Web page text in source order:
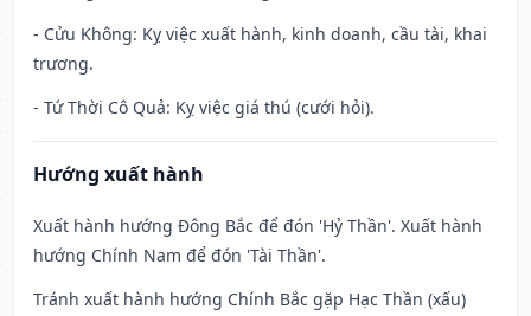
- Cửu Không: Kỵ việc xuất hành, kinh doanh, cầu tài, khai
trương.
- Tứ Thời Cô Quả: Kỵ việc giá thú (cưới hỏi).
Hướng xuất hành
Xuất hành hướng Đông Bắc để đón 'Hỷ Thần'. Xuất hành
hướng Chính Nam để đón 'Tài Thần'.
Tránh xuất hành hướng Chính Bắc gặp Hạc Thần (xấu)